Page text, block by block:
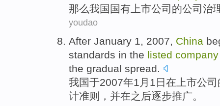
那么我国 国有 上市公司 的公司 治
youdao
After January 1 , 2007, China
standards in the listed company
the gradual spread
我国于2007年1 月1日 在 上市公司
计准则 ， 并在之后逐步推广。